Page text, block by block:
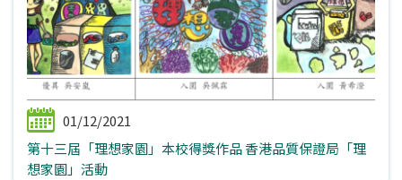
01/12/2021
第十三屆「理想家園」本校得獎作品 香港品質保證局「理
想家園」活動